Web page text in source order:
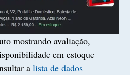
mostrando avaliação,
em estoque
alista de dados